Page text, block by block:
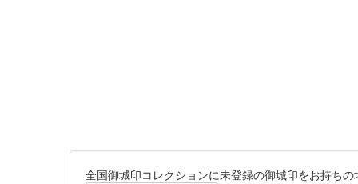
全国御城印コレクションに未登録の御城印をお持ちの